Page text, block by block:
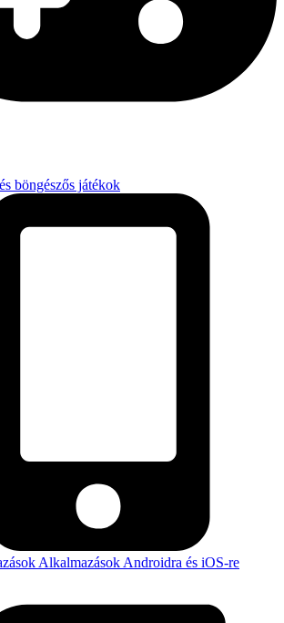
böngészős játékok
Alkalmazások Androidra és iOS-re